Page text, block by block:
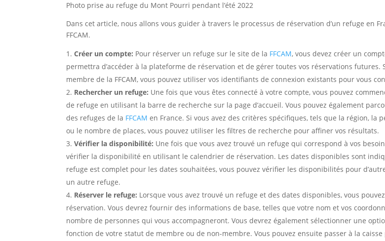
Photo prise au refuge du Mont Pourri pendant l’été 2022
Dans cet article, nous allons vous guider à travers le processus de réservation d’un refuge en
FFCAM.
Créer un compte: Pour réserver un refuge sur le site de la FFCAM, vous devez créer un
permettra d’accéder à la plateforme de réservation et de gérer toutes vos réservations futures.
membre de la FFCAM, vous pouvez utiliser vos identifiants de connexion existants pour vous
Rechercher un refuge: Une fois que vous êtes connecté à votre compte, vous pouvez
de refuge en utilisant la barre de recherche sur la page d’accueil. Vous pouvez également
des refuges de la FFCAM en France. Si vous avez des critères spécifiques, tels que la région, la
ou le nombre de places, vous pouvez utiliser les filtres de recherche pour affiner vos résultats.
Vérifier la disponibilité: Une fois que vous avez trouvé un refuge qui correspond à vos
vérifier la disponibilité en utilisant le calendrier de réservation. Les dates disponibles sont
refuge est complet pour les dates souhaitées, vous pouvez vérifier les disponibilités pour
un autre refuge.
Réserver le refuge: Lorsque vous avez trouvé un refuge et des dates disponibles, vous
réservation. Vous devrez fournir des informations de base, telles que votre nom et vos
nombre de personnes qui vous accompagneront. Vous devrez également sélectionner une
fonction de votre statut de membre ou de non-membre. Vous pouvez ensuite passer à la